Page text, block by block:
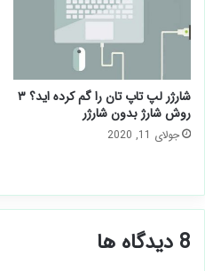
شارژر لپ تاپ تان را گم کرده اید؟ ۳
روش شارژ بدون شارژر
جولای 11, 2020
‫8 دیدگاه ها